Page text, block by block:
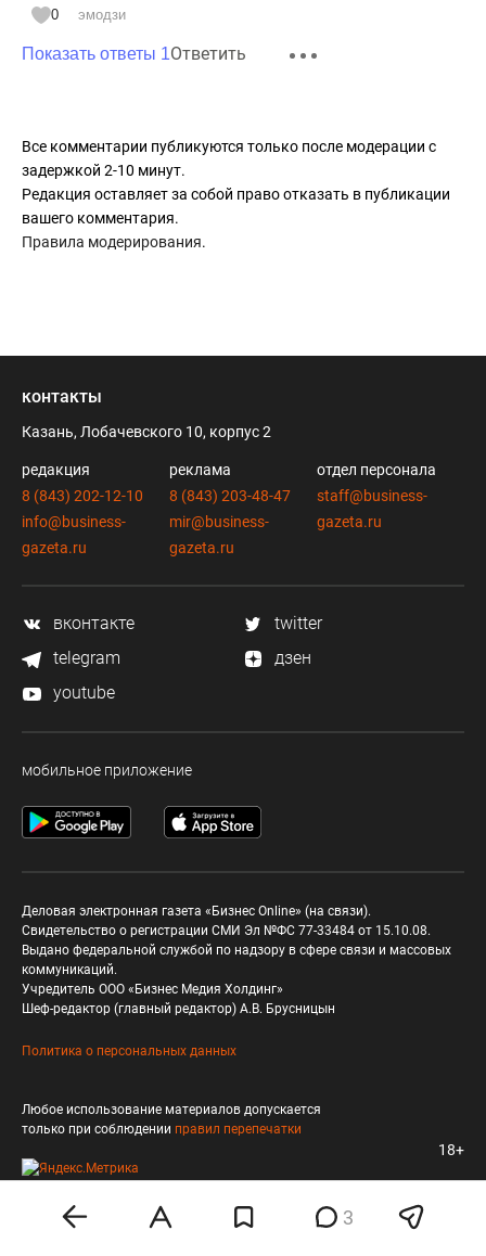
0 эмодзи
Показать ответы 1Ответить
Все комментарии публикуются только после модерации с
задержкой 2-10 минут.
Редакция оставляет за собой право отказать в публикации
вашего комментария.
Правила модерирования.
3
контакты
Казань, Лобачевского 10, корпус 2
редакция
8 (843) 202-12-10
info@business-
gazeta.ru
реклама
8 (843) 203-48-47
mir@business-
gazeta.ru
отдел персонала
staff@business-
gazeta.ru
вконтакте
twitter
telegram
дзен
youtube
мобильное приложение
Деловая электронная газета «Бизнес Online» (на связи).
Свидетельство о регистрации СМИ Эл №ФС 77-33484 от 15.10.08.
Выдано федеральной службой по надзору в сфере связи и массовых
коммуникаций.
Учредитель ООО «Бизнес Медия Холдинг»
Шеф-редактор (главный редактор) А.В. Брусницын
Политика о персональных данных
Любое использование материалов допускается
только при соблюдении правил перепечатки
18+